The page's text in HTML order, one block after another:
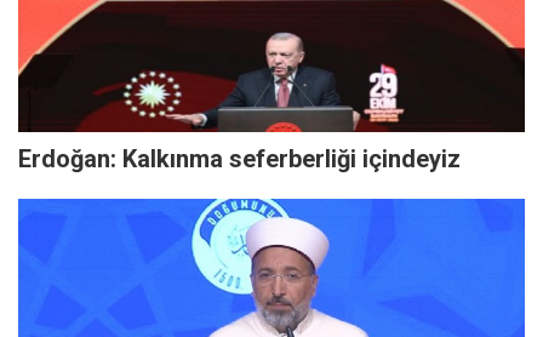
Erdoğan: Kalkınma seferberliği içindeyiz